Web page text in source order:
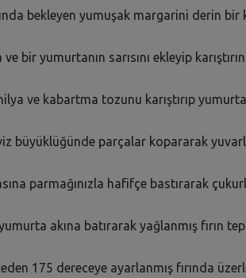
bekleyen yumuşak margarini derin bir
bir yumurtanın sarısını ekleyip
ve kabartma tozunu karıştırıp
büyüklüğünde parçalar kopararak
parmağınızla hafifçe bastırarak
akına batırarak yağlanmış fırın
175 dereceye ayarlanmış fırında